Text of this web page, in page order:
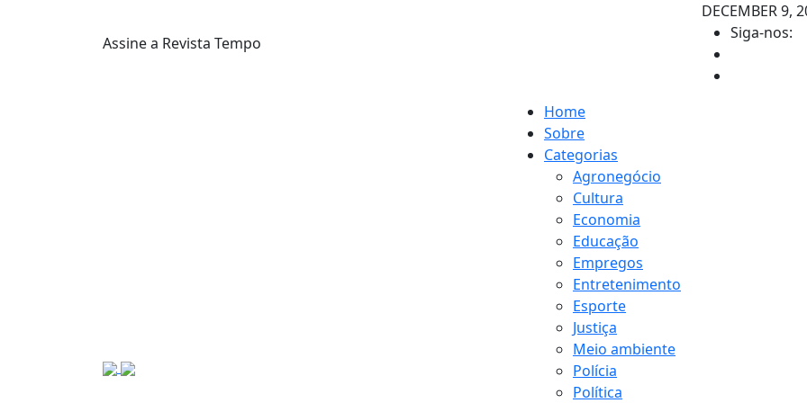
Assine a Revista Tempo
DECEMBER 9,
Siga-nos:
Home
Sobre
Categorias
Agronegócio
Cultura
Economia
Educação
Empregos
Entretenimento
Esporte
Justiça
Meio ambiente
Polícia
Política